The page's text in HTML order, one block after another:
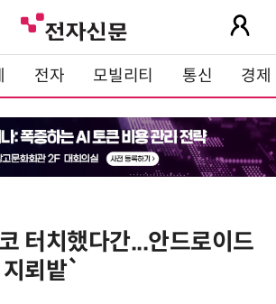
전자 모빌리티 통신 경제
터치했다간...안드로이드
뢰밭`